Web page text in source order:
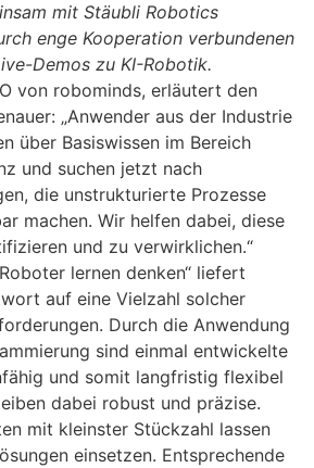
mit Stäubli Robotics
enge Kooperation verbundenen
Demos zu KI-Robotik.
von robominds, erläutert den
„Anwender aus der Industrie
über Basiswissen im Bereich
und suchen jetzt nach
die unstrukturierte Prozesse
machen. Wir helfen dabei, diese
und zu verwirklichen.“
lernen denken“ liefert
auf eine Vielzahl solcher
Durch die Anwendung
sind einmal entwickelte
und somit langfristig flexibel
dabei robust und präzise.
mit kleinster Stückzahl lassen
einsetzen. Entsprechende